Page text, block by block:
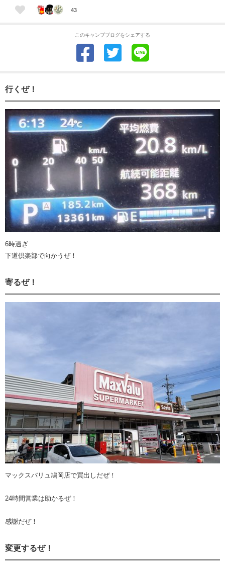
43
このキャンプブログをシェアする
行くぜ！
6時過ぎ
下道倶楽部で向かうぜ！
寄るぜ！
マックスバリュ鳩岡店で買出しだぜ！
24時間営業は助かるぜ！
感謝だぜ！
変更するぜ！